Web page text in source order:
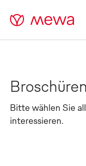
Bitte wählen Sie
interessieren.